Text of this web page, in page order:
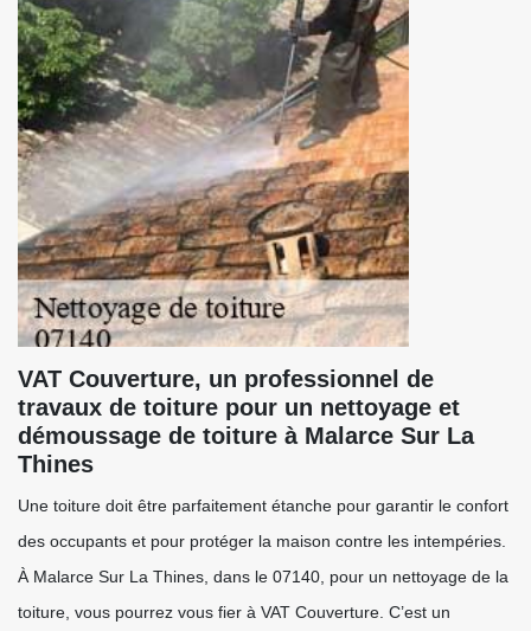
VAT Couverture, un professionnel de
travaux de toiture pour un nettoyage et
démoussage de toiture à Malarce Sur La
Thines
Une toiture doit être parfaitement étanche pour garantir le confort
des occupants et pour protéger la maison contre les intempéries.
À Malarce Sur La Thines, dans le 07140, pour un nettoyage de la
toiture, vous pourrez vous fier à VAT Couverture. C’est un